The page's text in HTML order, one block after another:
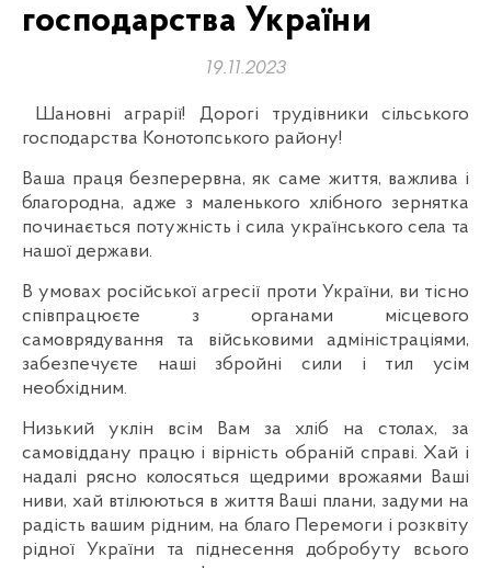
господарства України
19.11.2023
Шановні аграрії! Дорогі трудівники сільського
господарства Конотопського району!
Ваша праця безперервна, як саме життя, важлива і
благородна, адже з маленького хлібного зернятка
починається потужність і сила українського села та
нашої держави.
В умовах російської агресії проти України, ви тісно
співпрацюєте з органами місцевого
самоврядування та військовими адміністраціями,
забезпечуєте наші збройні сили і тил усім
необхідним.
Низький уклін всім Вам за хліб на столах, за
самовіддану працю і вірність обраній справі. Хай і
надалі рясно колосяться щедрими врожаями Ваші
ниви, хай втілюються в життя Ваші плани, задуми на
радість вашим рідним, на благо Перемоги і розквіту
рідної України та піднесення добробуту всього